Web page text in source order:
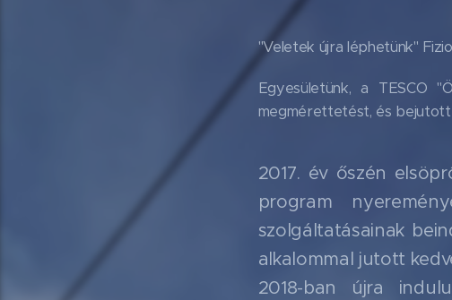
"Veletek újra léphetünk"
Egyesületünk, a TESCO
megmérettetést, és
2017. év őszén
program
szolgáltatásainak
alkalommal jutott
2018-ban újra